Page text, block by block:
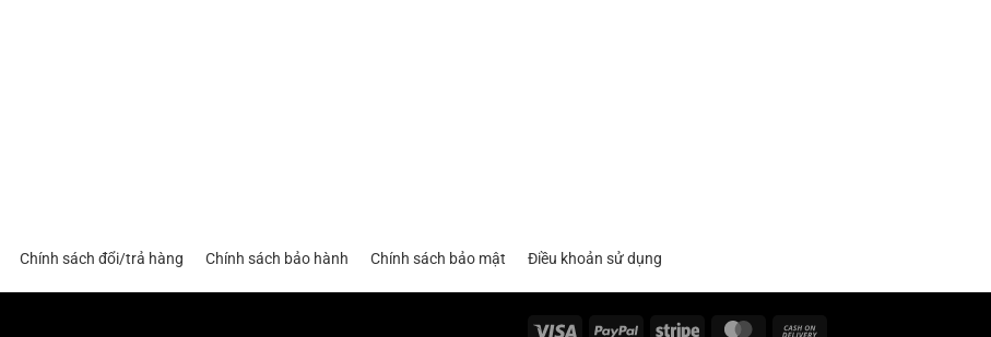
Chính sách đổi/trả hàng Chính sách bảo hành Chính sách bảo mật Điều khoản sử dụng
Visa PayPal Stripe MasterCard